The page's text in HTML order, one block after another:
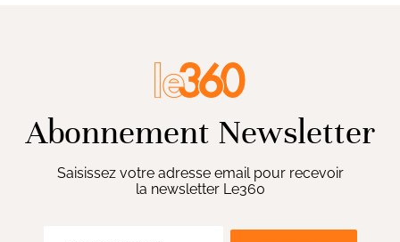
Abonnement Newsletter
Saisissez votre adresse email pour recevoir
la newsletter Le360